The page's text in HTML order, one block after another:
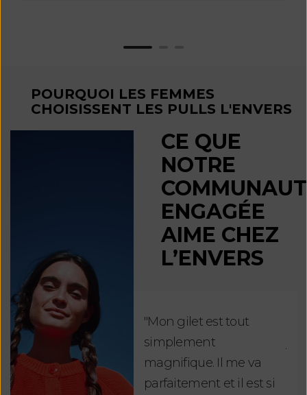
POURQUOI LES FEMMES
CHOISISSENT LES PULLS L'ENVERS
CE QUE
NOTRE
ENGAGÉE
AIME CHEZ
L’ENVERS
"Mon gilet est tout
simplement
magnifique. Il me va
parfaitement et il est si